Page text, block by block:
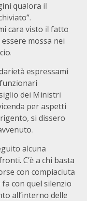
qualora il
cara visto il fatto
mossa nei
espressami
dei Ministri
per aspetti
si dissero
alcuna
C’è a chi basta
con compiaciuta
con quel silenzio
all’interno delle